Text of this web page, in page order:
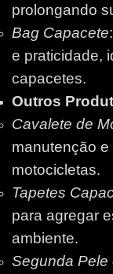
prolongando
Bag Capacete
e praticidade,
capacetes.
Outros
Cavalete de
manutenção
motocicletas.
Tapetes
para agregar
ambiente.
Segunda Pele